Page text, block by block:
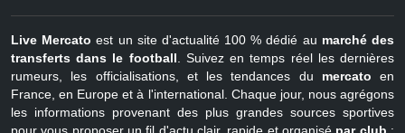
Live Mercato est un site d'actualité 100 % dédié au marché des
transferts dans le football . Suivez en temps réel les dernières
rumeurs, les officialisations, et les tendances du mercato en
France, en Europe et à l'international. Chaque jour, nous agrégons
les informations provenant des plus grandes sources sportives
pour vous proposer un fil d'actu clair, rapide et organisé par club :